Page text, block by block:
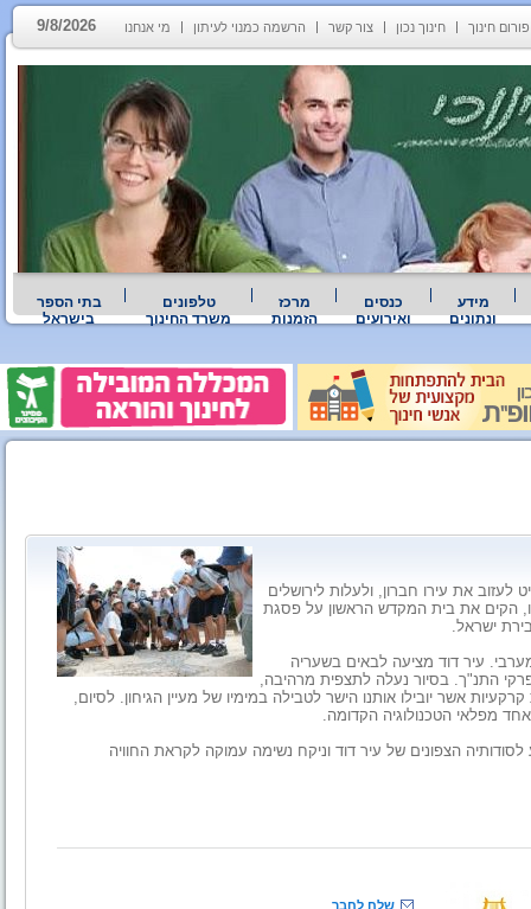
פורום חינוך חינוך נכון צור קשר הרשמה כמנוי לעיתון מי אנחנו 9/8/2026
מידע
ונתונים
כנסים
ואירועים
מרכז
הזמנות
טלפונים
משרד החינוך
בתי הספר
בישראל
שנה כשדוד המלך החליט לעזוב את עירו חברון, ולעלות לירושלים
הקים את בית המקדש הראשון על פסגת
ישראל.
עיר דוד מציעה לבאים בשעריה
התנ"ך. בסיור נעלה לתצפית מרהיבה,
אשר יובילו אותנו הישר לטבילה במימיו של מעיין הגיחון. לסיום,
מפלאי הטכנולוגיה הקדומה.
הצפונים של עיר דוד וניקח נשימה עמוקה לקראת החוויה
שלח לחבר